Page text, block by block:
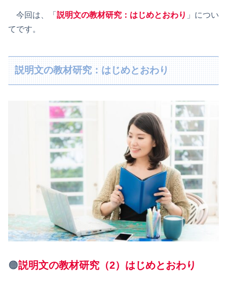
今回は、「 説明文の教材研究：はじめとおわり 」につい
てです。
説明文の教材研究：はじめとおわり
🟠説明文の教材研究（2）はじめとおわり